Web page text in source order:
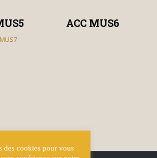
ACC MUS6
des cookies pour vous